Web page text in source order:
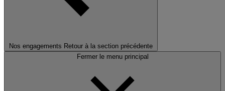
Nos engagements Retour à la section précédente
Fermer le menu principal